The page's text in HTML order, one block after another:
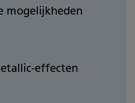
mogelijkheden
effecten